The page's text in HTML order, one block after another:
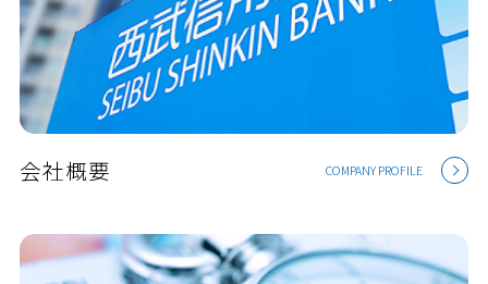
会社概要 COMPANY PROFILE